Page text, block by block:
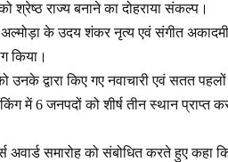
श्रेष्ठ राज्य बनाने का दोहराया संकल्प।
अल्मोड़ा के उदय शंकर नृत्य एवं संगीत
किया।
उनके द्वारा किए गए नवाचारी एवं सतत
में 6 जनपदों को शीर्ष तीन स्थान
अवार्ड समारोह को संबोधित करते हुए